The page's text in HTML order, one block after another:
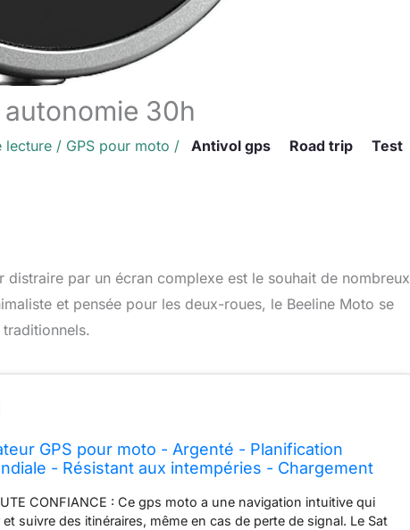
30h
lecture / GPS pour moto / Antivol gps Road trip
Test
par un écran complexe est le souhait de nombreux
et pensée pour les deux-roues, le Beeline Moto se
GPS pour moto - Argenté - Planification
- Résistant aux intempéries - Chargement
CONFIANCE : Ce gps moto a une navigation intuitive qui
suivre des itinéraires, même en cas de perte de signal. Le Sat